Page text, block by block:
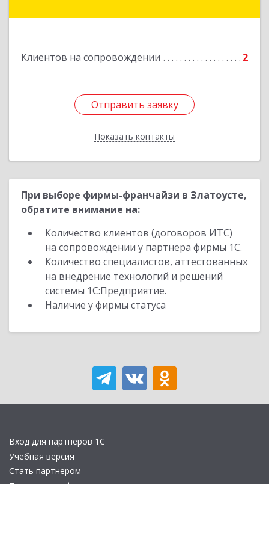
Клиентов на сопровождении 2
Отправить заявку
Показать контакты
Отправить заявку
Назад
При выборе фирмы-франчайзи в Златоусте,
обратите внимание на:
Количество клиентов (договоров ИТС)
на сопровождении у партнера фирмы 1С.
Количество специалистов, аттестованных
на внедрение технологий и решений
системы 1С:Предприятие.
Наличие у фирмы статуса
Вход для партнеров 1С
Учебная версия
Стать партнером
Политика конфиденциальности